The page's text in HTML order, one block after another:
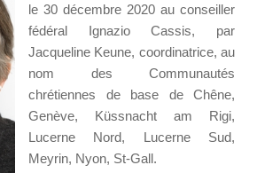
le 30 décembre 2020 au conseiller
fédéral Ignazio Cassis, par
Jacqueline Keune, coordinatrice, au
nom des Communautés
chrétiennes de base de Chêne,
Genève, Küssnacht am Rigi,
Lucerne Nord, Lucerne Sud,
Meyrin, Nyon, St-Gall.